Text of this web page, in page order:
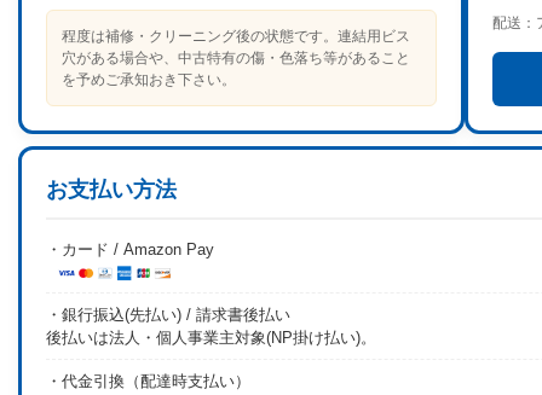
程度は補修・クリーニング後の状態です。連結用ビス
穴がある場合や、中古特有の傷・色落ち等があること
を予めご承知おき下さい。
配送：
お支払い方法
・カード / Amazon Pay
・銀行振込(先払い) / 請求書後払い
後払いは法人・個人事業主対象(NP掛け払い)。
・代金引換（配達時支払い）